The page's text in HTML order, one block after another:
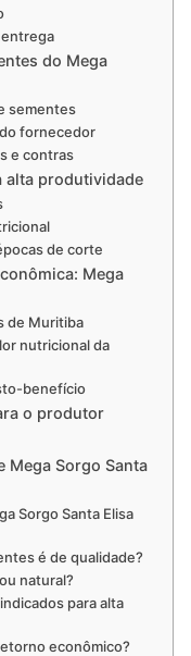
entrega
do Mega
sementes
fornecedor
e contras
alta produtividade
de corte
Mega
de Muritiba
nutricional da
benefício
o produtor
Mega Sorgo Santa
Sorgo Santa Elisa
é de qualidade?
natural?
para alta
econômico?